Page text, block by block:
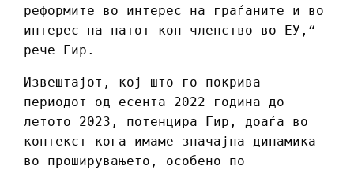
реформите во интeрес на граѓаните и во
интерес на патот кон членство во ЕУ,“
рече Гир.
Извештајот, кој што го покрива
периодот од есента 2022 година до
летото 2023, потенцира Гир, доаѓа во
контекст кога имаме значајна динамика
во проширувањето, особено по